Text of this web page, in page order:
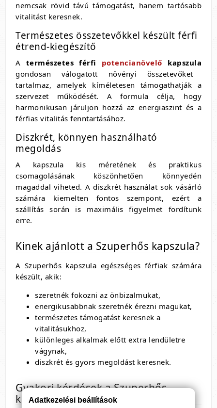
nemcsak rövid távú támogatást, hanem tartósabb
vitalitást keresnek.
Természetes összetevőkkel készült férfi
étrend-kiegészítő
A természetes férfi potencianövelő kapszula
gondosan válogatott növényi összetevőket
tartalmaz, amelyek kíméletesen támogathatják a
szervezet működését. A formula célja, hogy
harmonikusan járuljon hozzá az energiaszint és a
férfias vitalitás fenntartásához.
Diszkrét, könnyen használható
megoldás
A kapszula kis méretének és praktikus
csomagolásának köszönhetően könnyedén
magaddal viheted. A diszkrét használat sok vásárló
számára kiemelten fontos szempont, ezért a
szállítás során is maximális figyelmet fordítunk
erre.
Kinek ajánlott a Szuperhős kapszula?
A Szuperhős kapszula egészséges férfiak számára
készült, akik:
szeretnék fokozni az önbizalmukat,
energikusabbnak szeretnék érezni magukat,
természetes támogatást keresnek a
vitalitásukhoz,
különleges alkalmak előtt extra lendületre
vágynak,
diszkrét és gyors megoldást keresnek.
Gyakori kérdések a Szuperhős
kapszuláról
Adatkezelési beállítások